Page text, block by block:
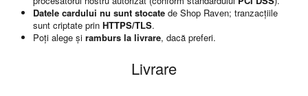
Datele cardului nu sunt stocate de Shop Raven; tranzacțiile
sunt criptate prin HTTPS/TLS.
Poți alege și ramburs la livrare, dacă preferi.
Livrare